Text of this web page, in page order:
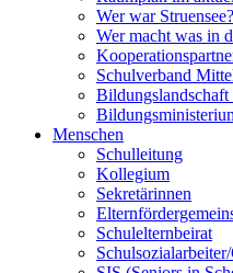
Wer war
Wer macht was in
Schulverband
Menschen
Schulleitung
Kollegium
Sekretärinnen
Schulelternbeirat